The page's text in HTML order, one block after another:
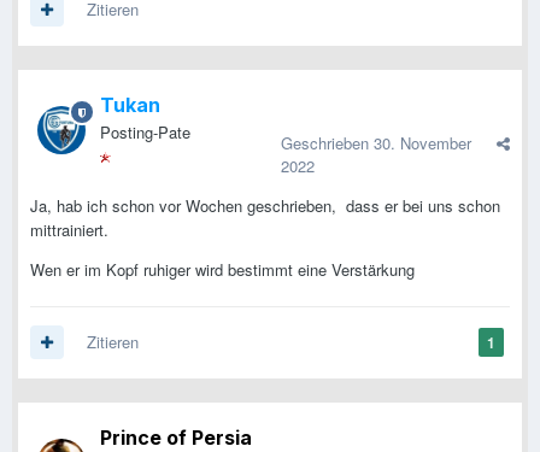
Zitieren
Tukan
Posting-Pate Geschrieben 30. November
2022
Ja, hab ich schon vor Wochen geschrieben, dass er bei uns schon
mittrainiert.
Wen er im Kopf ruhiger wird bestimmt eine Verstärkung
1
Zitieren
Prince of Persia